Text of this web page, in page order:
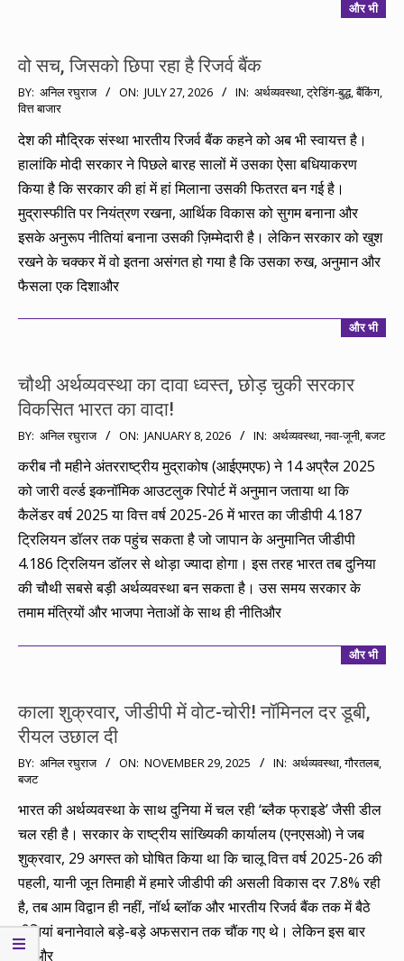
और भी
वो सच, जिसको छिपा रहा है रिजर्व बैंक
2026-
07-
27
BY: अनिल रघुराज ON: JULY 27, 2026 IN: अर्थव्यवस्था,ट्रेडिंग-बुद्ध,बैंकिंग,
वित्त बाजार
देश की मौद्रिक संस्था भारतीय रिजर्व बैंक कहने को अब भी स्वायत्त है।
हालांकि मोदी सरकार ने पिछले बारह सालों में उसका ऐसा बधियाकरण
किया है कि सरकार की हां में हां मिलाना उसकी फितरत बन गई है।
मुद्रास्फीति पर नियंत्रण रखना, आर्थिक विकास को सुगम बनाना और
इसके अनुरूप नीतियां बनाना उसकी ज़िम्मेदारी है। लेकिन सरकार को खुश
रखने के चक्कर में वो इतना असंगत हो गया है कि उसका रुख, अनुमान और
फैसला एक दिशाऔर
और भी
चौथी अर्थव्यवस्था का दावा ध्वस्त, छोड़ चुकी सरकार
विकसित भारत का वादा!
2026-
01-
08
BY: अनिल रघुराज ON: JANUARY 8, 2026 IN: अर्थव्यवस्था,नवा-जूनी,बजट
करीब नौ महीने अंतरराष्ट्रीय मुद्राकोष (आईएमएफ) ने 14 अप्रैल 2025
को जारी वर्ल्ड इकनॉमिक आउटलुक रिपोर्ट में अनुमान जताया था कि
कैलेंडर वर्ष 2025 या वित्त वर्ष 2025-26 में भारत का जीडीपी 4.187
ट्रिलियन डॉलर तक पहुंच सकता है जो जापान के अनुमानित जीडीपी
4.186 ट्रिलियन डॉलर से थोड़ा ज्यादा होगा। इस तरह भारत तब दुनिया
की चौथी सबसे बड़ी अर्थव्यवस्था बन सकता है। उस समय सरकार के
तमाम मंत्रियों और भाजपा नेताओं के साथ ही नीतिऔर
और भी
काला शुक्रवार, जीडीपी में वोट-चोरी! नॉमिनल दर डूबी,
रीयल उछाल दी
2025-
11-
29
BY: अनिल रघुराज ON: NOVEMBER 29, 2025 IN: अर्थव्यवस्था,गौरतलब,
बजट
भारत की अर्थव्यवस्था के साथ दुनिया में चल रही ‘ब्लैक फ्राइडे’ जैसी डील
चल रही है। सरकार के राष्ट्रीय सांख्यिकी कार्यालय (एनएसओ) ने जब
शुक्रवार, 29 अगस्त को घोषित किया था कि चालू वित्त वर्ष 2025-26 की
पहली, यानी जून तिमाही में हमारे जीडीपी की असली विकास दर 7.8% रही
है, तब आम विद्वान ही नहीं, नॉर्थ ब्लॉक और भारतीय रिजर्व बैंक तक में बैठे
नीतियां बनानेवाले बड़े-बड़े अफसरान तक चौंक गए थे। लेकिन इस बार
28और